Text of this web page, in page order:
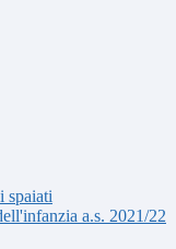
spaiati
a.s. 2021/22